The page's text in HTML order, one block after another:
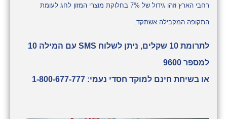
רחבי הארץ וזהו גידול של 7% בחלוקת מוצרי המזון לחג לעומת
התקופה המקבילה אשתקד.
לתרומת 10 שקלים, ניתן לשלוח SMS עם המילה 10
למספר 9600
או בשיחת חינם למוקד חסדי נעמי: 1-800-677-777